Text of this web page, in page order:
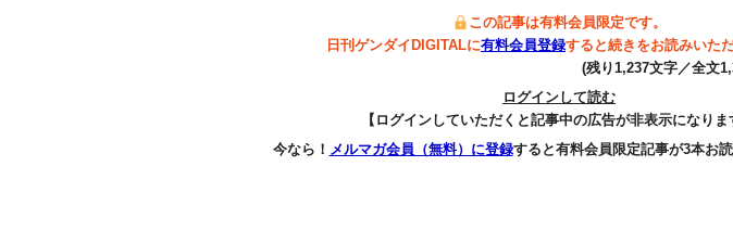
この記事は有料会員限定です。
日刊ゲンダイDIGITALに有料会員登録すると続きをお読みいただ
(残り1,237文字／全文
ログインして読む
【ログインしていただくと記事中の広告が非表示になりま
今なら！ メルマガ会員（無料）に登録すると有料会員限定記事が3本お読